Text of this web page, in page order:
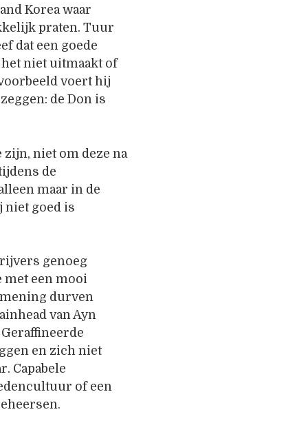
Korea waar
praten. Tuur
dat een goede
niet uitmaakt of
voert hij
de Don is
niet om deze na
de
maar in de
niet goed is
genoeg
met een mooi
mening durven
van Ayn
en zich niet
Capabele
of een